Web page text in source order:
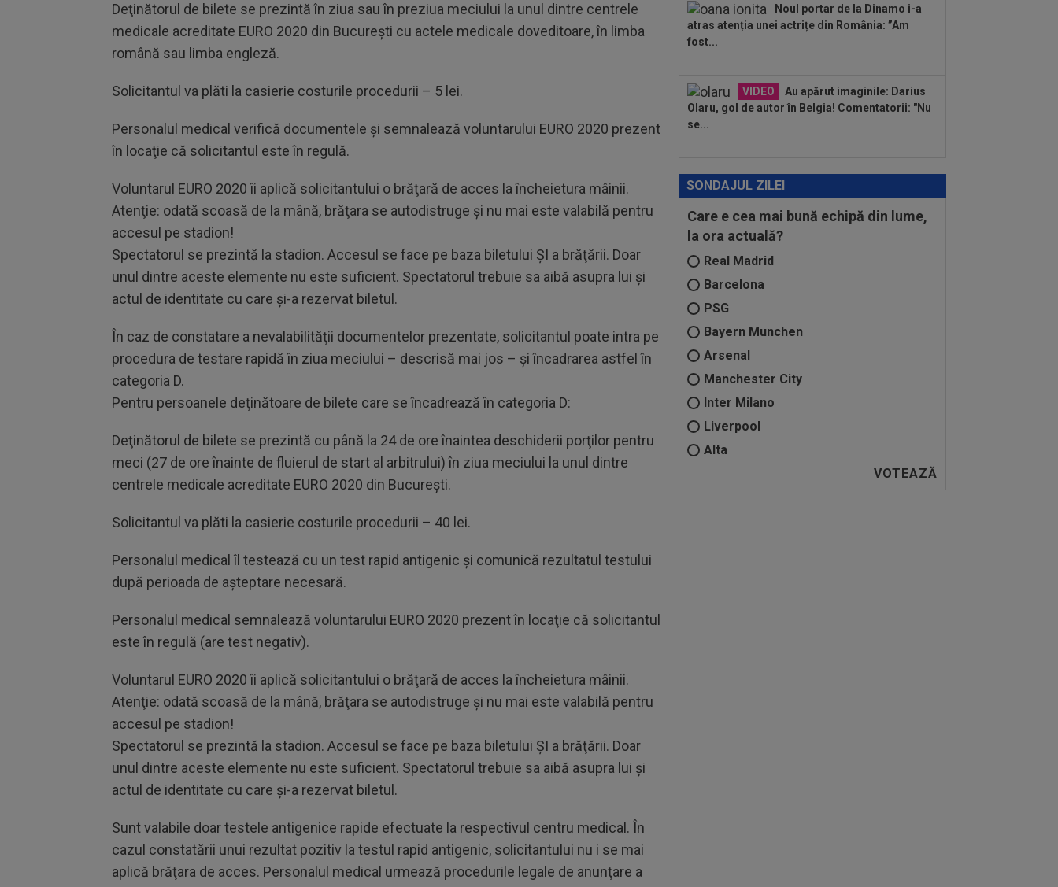
Deţinătorul de bilete se prezintă în ziua sau în preziua meciului la unul dintre centrele
medicale acreditate EURO 2020 din Bucureşti cu actele medicale doveditoare, în limba
română sau limba engleză.
Solicitantul va plăti la casierie costurile procedurii – 5 lei.
Personalul medical verifică documentele şi semnalează voluntarului EURO 2020 prezent
în locaţie că solicitantul este în regulă.
Voluntarul EURO 2020 îi aplică solicitantului o brăţară de acces la încheietura mâinii.
Atenţie: odată scoasă de la mână, brăţara se autodistruge şi nu mai este valabilă pentru
accesul pe stadion!
Spectatorul se prezintă la stadion. Accesul se face pe baza biletului ŞI a brăţării. Doar
unul dintre aceste elemente nu este suficient. Spectatorul trebuie sa aibă asupra lui şi
actul de identitate cu care şi-a rezervat biletul.
În caz de constatare a nevalabilităţii documentelor prezentate, solicitantul poate intra pe
procedura de testare rapidă în ziua meciului – descrisă mai jos – şi încadrarea astfel în
categoria D.
Pentru persoanele deţinătoare de bilete care se încadrează în categoria D:
Deţinătorul de bilete se prezintă cu până la 24 de ore înaintea deschiderii porţilor pentru
meci (27 de ore înainte de fluierul de start al arbitrului) în ziua meciului la unul dintre
centrele medicale acreditate EURO 2020 din Bucureşti.
Solicitantul va plăti la casierie costurile procedurii – 40 lei.
Personalul medical îl testează cu un test rapid antigenic şi comunică rezultatul testului
după perioada de aşteptare necesară.
Personalul medical semnalează voluntarului EURO 2020 prezent în locaţie că solicitantul
este în regulă (are test negativ).
Voluntarul EURO 2020 îi aplică solicitantului o brăţară de acces la încheietura mâinii.
Atenţie: odată scoasă de la mână, brăţara se autodistruge şi nu mai este valabilă pentru
accesul pe stadion!
Spectatorul se prezintă la stadion. Accesul se face pe baza biletului ŞI a brăţării. Doar
unul dintre aceste elemente nu este suficient. Spectatorul trebuie sa aibă asupra lui şi
actul de identitate cu care şi-a rezervat biletul.
Sunt valabile doar testele antigenice rapide efectuate la respectivul centru medical. În
cazul constatării unui rezultat pozitiv la testul rapid antigenic, solicitantului nu i se mai
aplică brăţara de acces. Personalul medical urmează procedurile legale de anunţare a
00:36 EXCLUSIV
Reacție categorică,
după Universitatea Craiova - FC Argeș 0-
Noul portar de la Dinamo i-a
atras atenția unei actrițe din România: ”Am
fost...
VIDEO
Au apărut imaginile: Darius
Olaru, gol de autor în Belgia! Comentatorii: "Nu
se...
SONDAJUL ZILEI
Care e cea mai bună echipă din lume,
la ora actuală?
Real Madrid
Barcelona
PSG
Bayern Munchen
Arsenal
Manchester City
Inter Milano
Liverpool
Alta